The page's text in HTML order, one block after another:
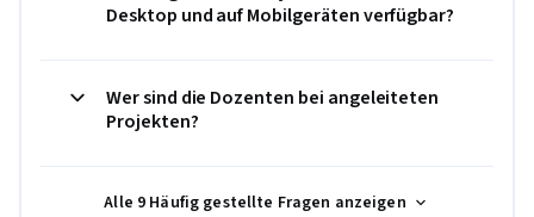
Desktop und auf Mobilgeräten verfügbar?
Wer sind die Dozenten bei angeleiteten
Projekten?
Alle 9 Häufig gestellte Fragen anzeigen